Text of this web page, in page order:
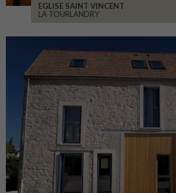
EGLISE SAINT VINCENT
LA TOURLANDRY